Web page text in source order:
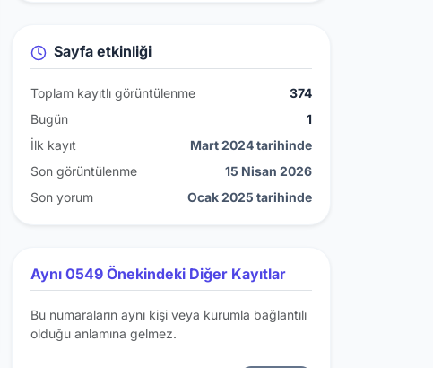
Sayfa etkinliği
Toplam kayıtlı görüntülenme
374
Bugün
1
İlk kayıt
Mart 2024 tarihinde
Son görüntülenme
15 Nisan 2026
Son yorum
Ocak 2025 tarihinde
Aynı 0549 Önekindeki Diğer Kayıtlar
Bu numaraların aynı kişi veya kurumla bağlantılı
olduğu anlamına gelmez.